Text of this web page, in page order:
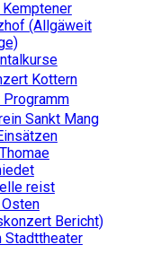
(Allgäweit
Kottern
Sankt Mang
reist
Bericht)
Stadttheater